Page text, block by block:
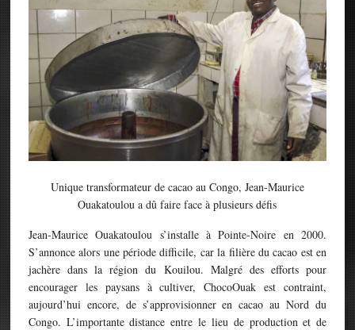
Unique transformateur de cacao au Congo, Jean-Maurice
Ouakatoulou a dû faire face à plusieurs défis
Jean-Maurice Ouakatoulou s’installe à Pointe-Noire en 2000.
S’annonce alors une période difficile, car la filière du cacao est en
jachère dans la région du Kouilou. Malgré des efforts pour
encourager les paysans à cultiver, ChocoOuak est contraint,
aujourd’hui encore, de s’approvisionner en cacao au Nord du
Congo. L’importante distance entre le lieu de production et de